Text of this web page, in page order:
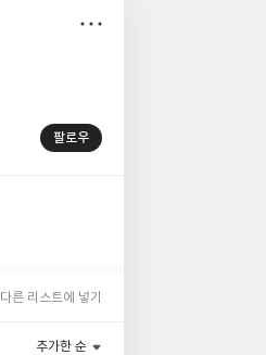
팔로우
다른 리스트에 넣기
추가한 순